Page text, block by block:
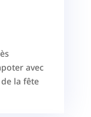
avec
la fête